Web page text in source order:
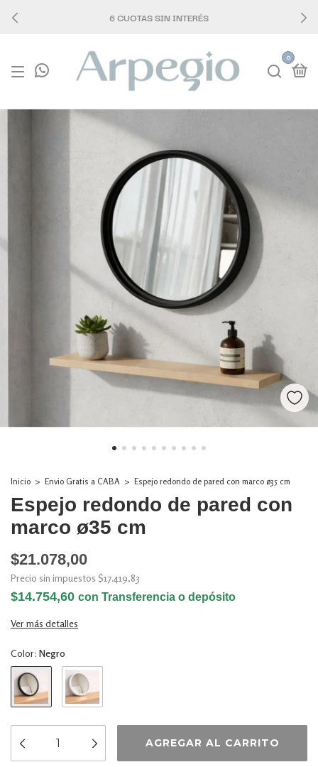
6 CUOTAS SIN INTERÉS
0
Inicio > Envio Gratis a CABA > Espejo redondo de pared con marco ø35 cm
Espejo redondo de pared con
marco ø35 cm
$21.078,00
Precio sin impuestos $17.419,83
$14.754,60 con Transferencia o depósito
Ver más detalles
Color: Negro